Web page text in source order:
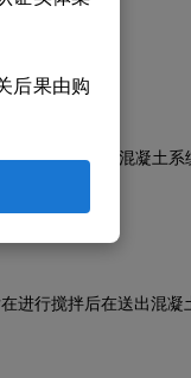
高管理水平和混凝土
行搅拌后在送出混凝
后果由购